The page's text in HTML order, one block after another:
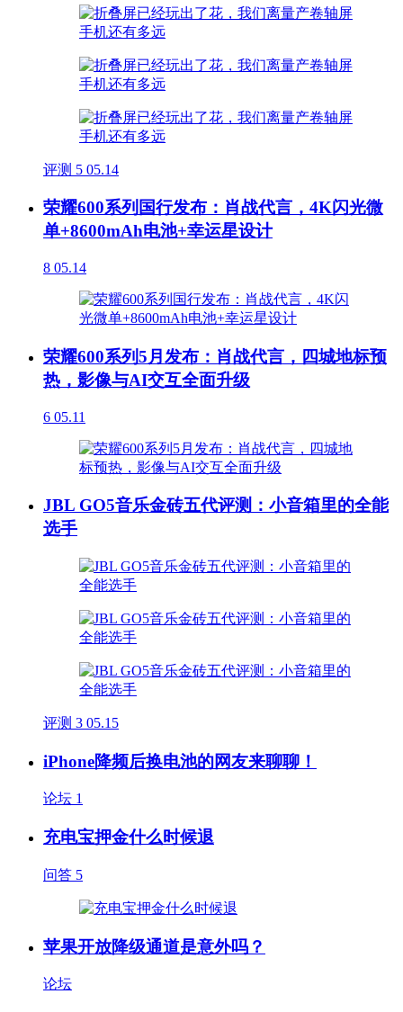
评测 5 05.14
荣耀600系列国行发布：肖战代言，4K闪光微
单+8600mAh电池+幸运星设计
8 05.14
荣耀600系列5月发布：肖战代言，四城地标预
热，影像与AI交互全面升级
6 05.11
JBL GO5音乐金砖五代评测：小音箱里的全能
选手
评测 3 05.15
iPhone降频后换电池的网友来聊聊！
论坛 1
充电宝押金什么时候退
问答 5
苹果开放降级通道是意外吗？
论坛